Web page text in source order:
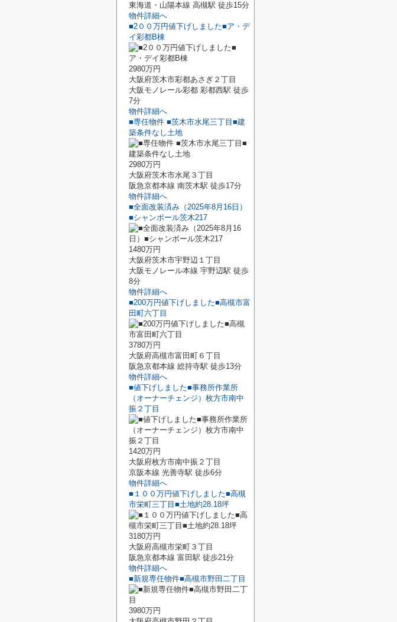
東海道・山陽本線 高槻駅 徒歩15分
物件詳細へ
■2００万円値下げしました■ア・デ
イ彩都B棟
2980万円
大阪府茨木市彩都あさぎ２丁目
大阪モノレール彩都 彩都西駅 徒歩
7分
物件詳細へ
■専任物件 ■茨木市水尾三丁目■建
築条件なし土地
2980万円
大阪府茨木市水尾３丁目
阪急京都本線 南茨木駅 徒歩17分
物件詳細へ
■全面改装済み（2025年8月16日）
■シャンボール茨木217
1480万円
大阪府茨木市宇野辺１丁目
大阪モノレール本線 宇野辺駅 徒歩
8分
物件詳細へ
■200万円値下げしました■高槻市富
田町六丁目
3780万円
大阪府高槻市富田町６丁目
阪急京都本線 総持寺駅 徒歩13分
物件詳細へ
■値下げしました■事務所作業所
（オーナーチェンジ）枚方市南中
振２丁目
1420万円
大阪府枚方市南中振２丁目
京阪本線 光善寺駅 徒歩6分
物件詳細へ
■１００万円値下げしました■高槻
市栄町三丁目■土地約28.18坪
3180万円
大阪府高槻市栄町３丁目
阪急京都本線 富田駅 徒歩21分
物件詳細へ
■新規専任物件■高槻市野田二丁目
3980万円